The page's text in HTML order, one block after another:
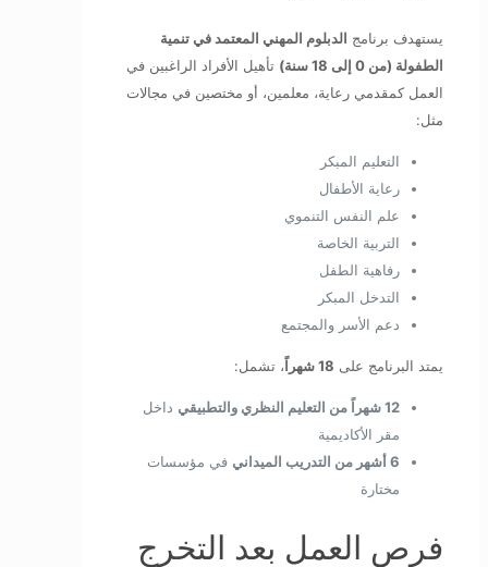
يستهدف برنامج الدبلوم المهني المعتمد في تنمية
الطفولة (من 0 إلى 18 سنة)
تأهيل الأفراد الراغبين في
العمل كمقدمي رعاية، معلمين، أو مختصين في مجالات
مثل:
التعليم المبكر
رعاية الأطفال
علم النفس التنموي
التربية الخاصة
رفاهية الطفل
التدخل المبكر
دعم الأسر والمجتمع
يمتد البرنامج على 18 شهراً ، تشمل:
12 شهراً من التعليم النظري والتطبيقي
داخل
مقر الأكاديمية
6 أشهر من التدريب الميداني
في مؤسسات
مختارة
فرص العمل بعد التخرج